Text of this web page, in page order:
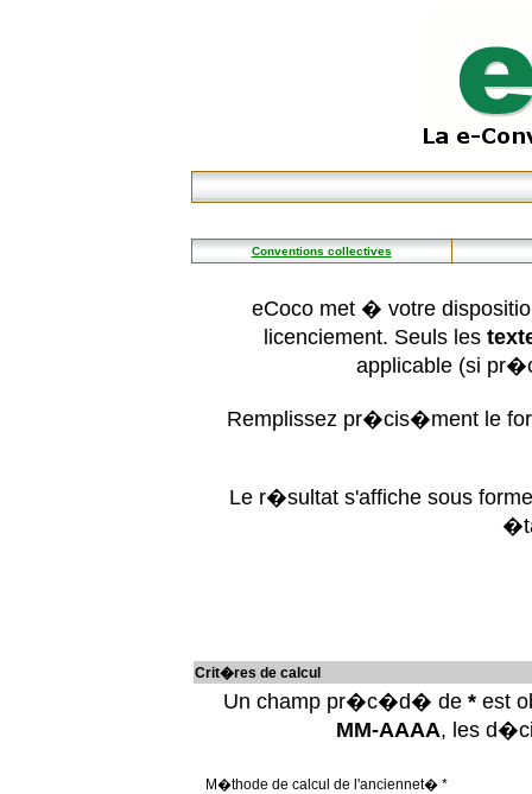
Conventions collectives
eCoco met � votre
licenciement. Seuls les
applicable (si
Remplissez pr�cis�ment le
Le r�sultat s'affiche sous
Crit�res de calcul
Un champ pr�c�d� de * est
MM-AAAA, les
M�thode de calcul de l'anciennet� *